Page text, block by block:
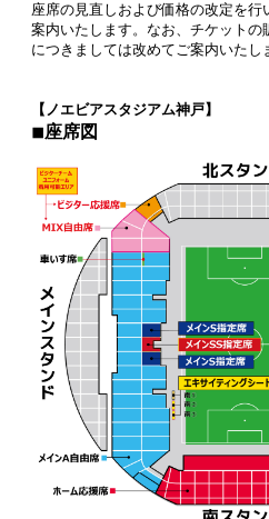
座席の見直しおよび価格の改定を
案内いたします。なお、チケット
につきましては改めてご案内いたし
【ノエビアスタジアム神戸】
◾︎座席図